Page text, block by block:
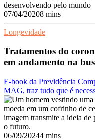
07/04/20208 mins
Longevidade
Tratamentos do
em andamento na
E-book da Previdência
MAG, traz tudo que é
06/09/20244 mins